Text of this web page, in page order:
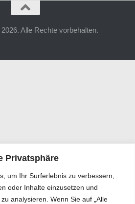
Privatsphäre
um Ihr Surferlebnis zu verbessern,
oder Inhalte einzusetzen und
analysieren. Wenn Sie auf „Alle
Alle Rechte vorbehalten.